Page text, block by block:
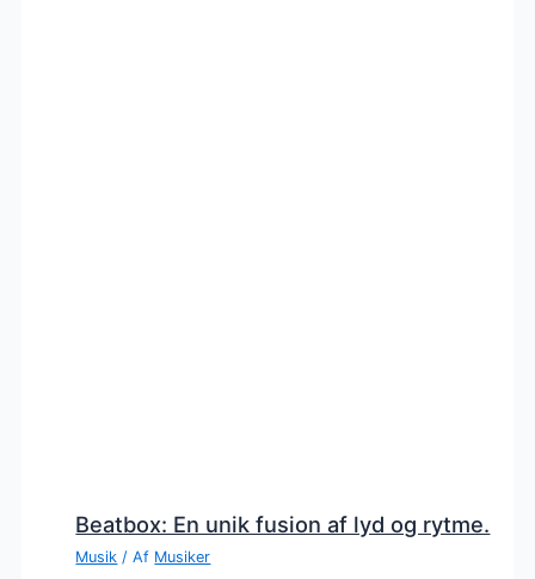
Beatbox: En unik fusion af lyd og rytme.
Musik / Af Musiker